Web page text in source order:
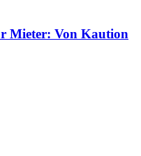
Mieter: Von Kaution